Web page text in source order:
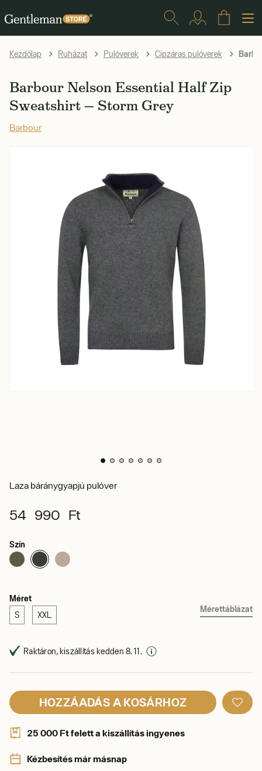
Kezdőlap Ruházat Pulóverek Cipzáras pulóverek
Barbour Nelson Essential Half Zip
Sweatshirt — Storm Grey
Barbour
Laza báránygyapjú pulóver
54 990 Ft
Szín
Méret
S XXL
Mérettáblázat
Raktáron, kiszállítás kedden 8. 11.
HOZZÁADÁS A KOSÁRHOZ
25 000 Ft felett a kiszállítás ingyenes
Kézbesítés már másnap